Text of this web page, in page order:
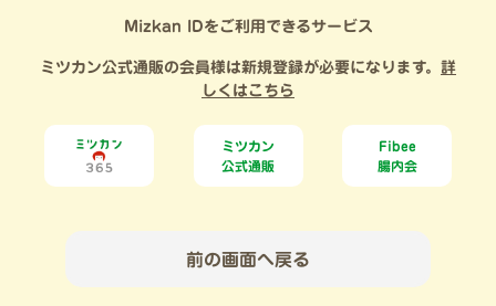
Mizkan IDをご利用できるサービス
ミツカン公式通販の会員様は新規登録が必要になります。 詳
しくはこちら
ミツカン
公式通販
Fibee
腸内会
前の画面へ戻る